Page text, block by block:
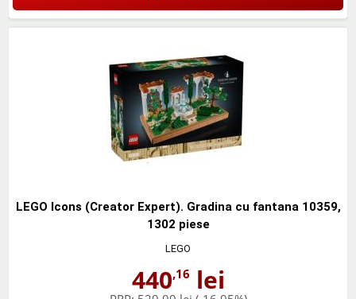
LEGO Icons (Creator Expert). Gradina cu fantana 10359,
1302 piese
LEGO
440,16 lei